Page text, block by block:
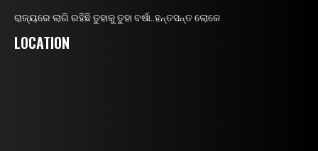
ରାଜ୍ୟରେ ଲାଗି ରହିଛି ତୁହାକୁ ତୁହା ବର୍ଷା..ହନ୍ତସନ୍ତ ଲୋକେ
LOCATION